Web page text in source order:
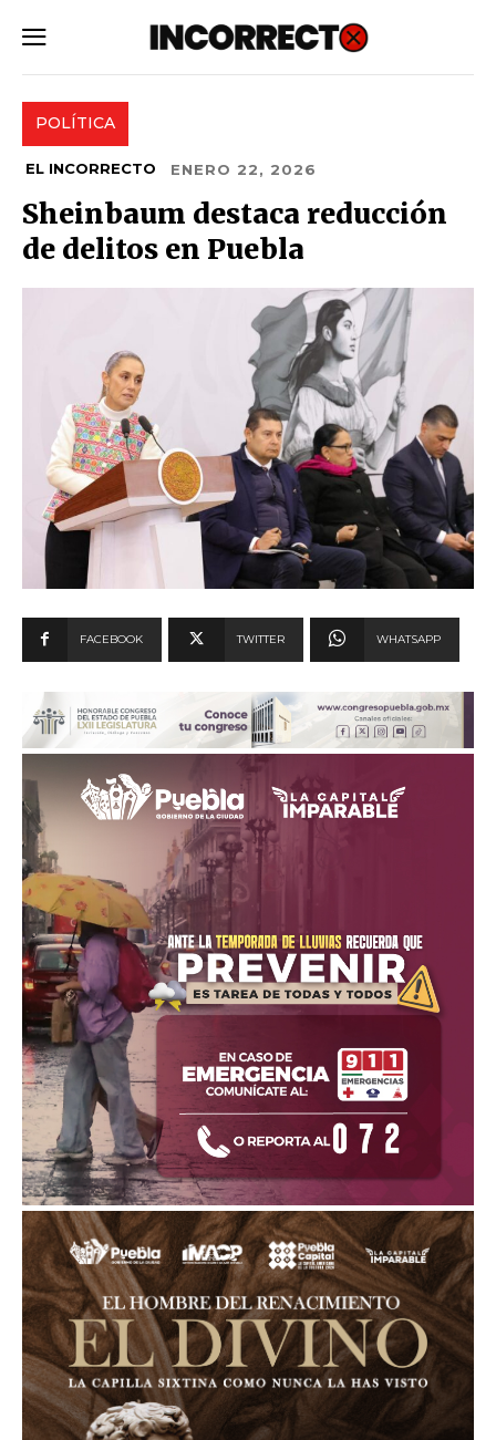
POLÍTICA
EL INCORRECTO ENERO 22, 2026
Sheinbaum destaca reducción
de delitos en Puebla
FACEBOOK TWITTER WHATSAPP